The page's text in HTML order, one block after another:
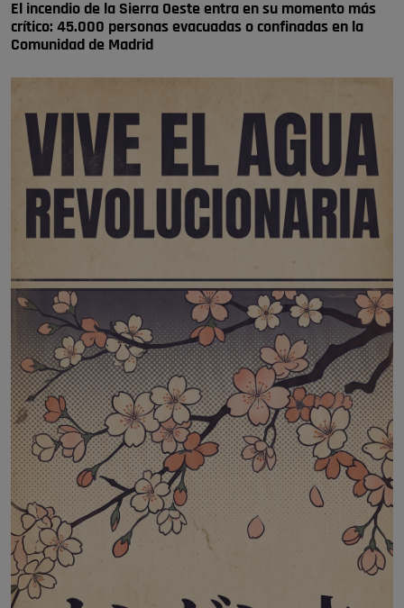
El incendio de la Sierra Oeste entra en su momento más
crítico: 45.000 personas evacuadas o confinadas en la
Comunidad de Madrid